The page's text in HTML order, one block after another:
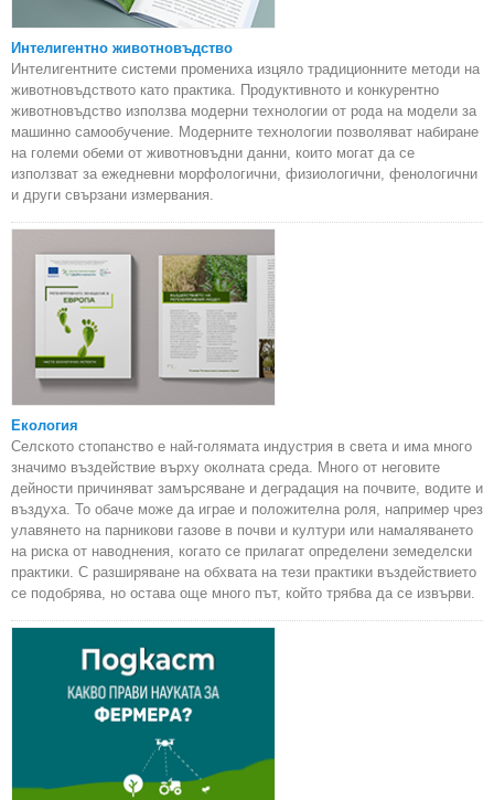
Интелигентно животновъдство
Интелигентните системи промениха изцяло традиционните методи на
животновъдството като практика. Продуктивното и конкурентно
животновъдство използва модерни технологии от рода на модели за
машинно самообучение. Модерните технологии позволяват набиране
на големи обеми от животновъдни данни, които могат да се
използват за ежедневни морфологични, физиологични, фенологични
и други свързани измервания.
Екология
Селското стопанство е най-голямата индустрия в света и има много
значимо въздействие върху околната среда. Много от неговите
дейности причиняват замърсяване и деградация на почвите, водите и
въздуха. То обаче може да играе и положителна роля, например чрез
улавянето на парникови газове в почви и култури или намаляването
на риска от наводнения, когато се прилагат определени земеделски
практики. С разширяване на обхвата на тези практики въздействието
се подобрява, но остава още много път, който трябва да се извърви.